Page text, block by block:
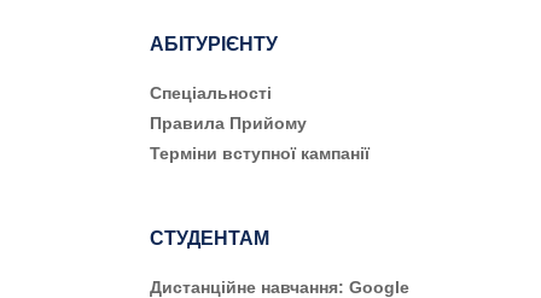
АБІТУРІЄНТУ
Cпеціальності
Правила Прийому
Терміни вступної кампанії
СТУДЕНТАМ
Дистанційне навчання: Google